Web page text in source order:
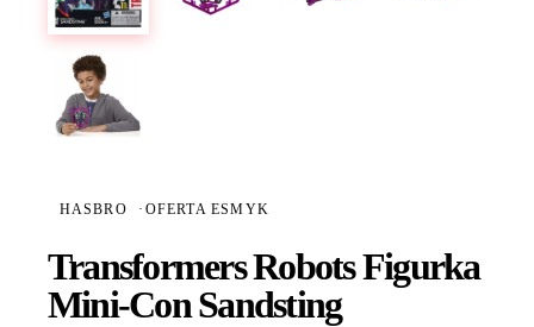
HASBRO · OFERTA ESMYK
Transformers Robots Figurka
Mini-Con Sandsting